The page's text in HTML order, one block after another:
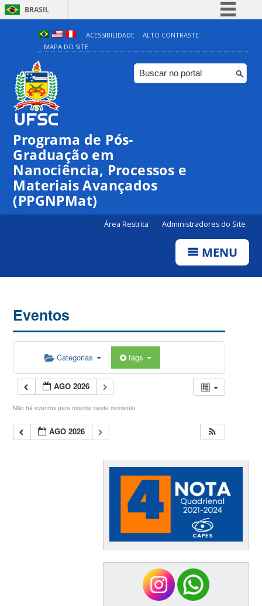
BRASIL
Simplifique!
Comunica BR
Participe
ACESSIBILIDADE
ALTO CONTRASTE
MAPA DO SITE
Programa de Pós-
Graduação em
Nanociência, Processos e
Materiais Avançados
(PPGNPMat)
Área Restrita Administradores do Site
MENU
Eventos
Categorias tags
AGO 2026
Não há eventos para mostrar neste momento.
AGO 2026